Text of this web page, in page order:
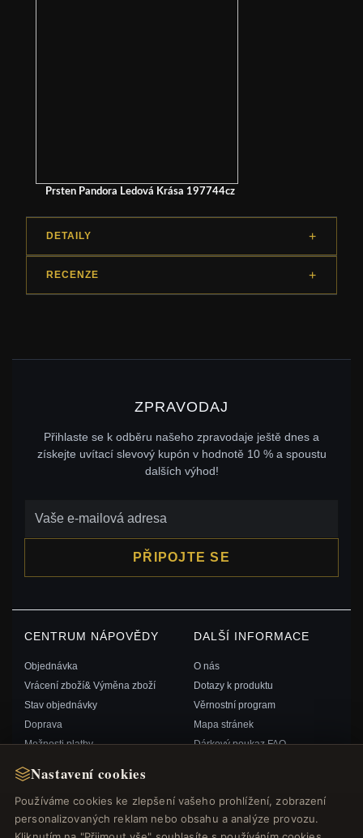
Nastavení cookies
Používáme cookies ke zlepšení vašeho prohlížení, zobrazení
personalizovaných reklam nebo obsahu a analýze provozu.
Prsten Pandora Ledová Krása 197744cz
DETAILY
RECENZE
ZPRAVODAJ
Přihlaste se k odběru našeho zpravodaje ještě dnes a
získejte uvítací slevový kupón v hodnotě 10 % a spoustu
dalších výhod!
PŘIPOJTE SE
CENTRUM NÁPOVĚDY
Objednávka
Vrácení zboží& Výměna zboží
Stav objednávky
Doprava
Možnosti platby
Kontaktujte nás
DALŠÍ INFORMACE
O nás
Dotazy k produktu
Věrnostní program
Mapa stránek
Dárkový poukaz FAQ
RYCHLÉ ODKAZY SLEDUJTE NÁS